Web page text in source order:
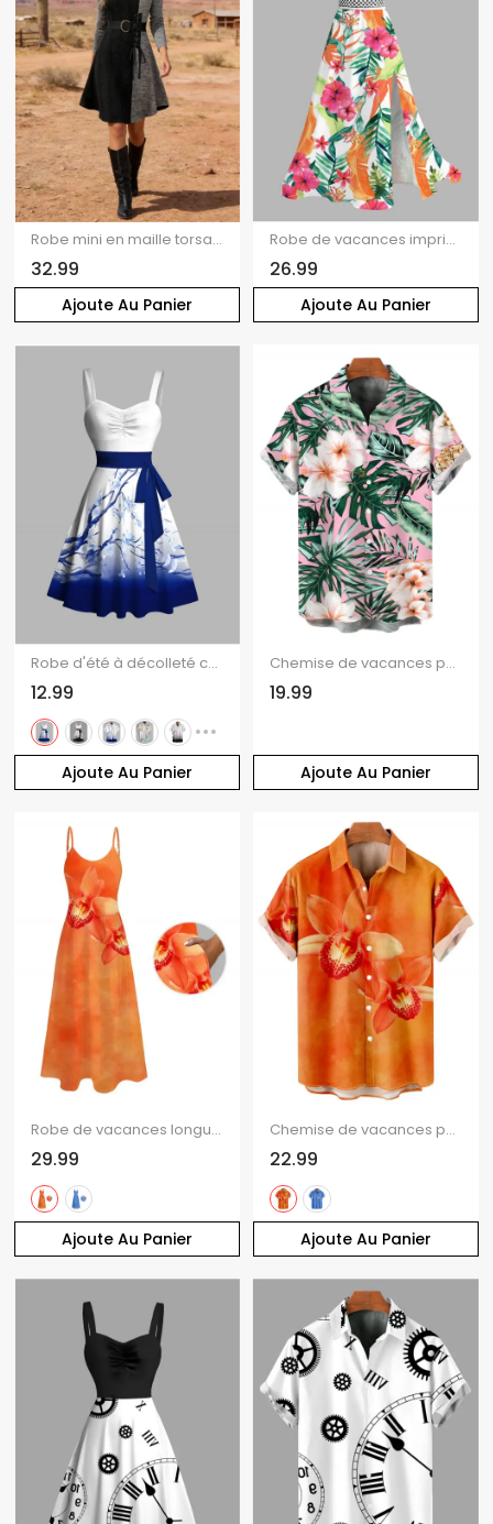
Ajoute Au Panier
Robe mini en maille torsadée colorblock, laçage et boucle, style spatial
32.99
Ajoute Au Panier
Robe de vacances imprimée de feuilles d'hibiscus aquarelle, dentelle ajourée et fendue
26.99
Ajoute Au Panier
Robe d'été à décolleté cœur, imprimé ombré de fleurs de prunier, buste froncé et ceinture, débardeur
12.99
Ajoute Au Panier
Chemise de vacances pour homme, imprimé floral hawaïen tropical à feuilles d'hibiscus, chemise boutonnée
19.99
Ajoute Au Panier
Robe de vacances longue à poches et imprimé floral tropical orchidée
29.99
Ajoute Au Panier
Chemise de vacances pour homme, imprimé floral tropical orchidée, chemise boutonnée
22.99